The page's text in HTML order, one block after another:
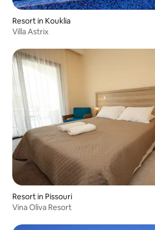
Resort in Kouklia
Villa Astrix
Resort in Pissouri
Vina Oliva Resort